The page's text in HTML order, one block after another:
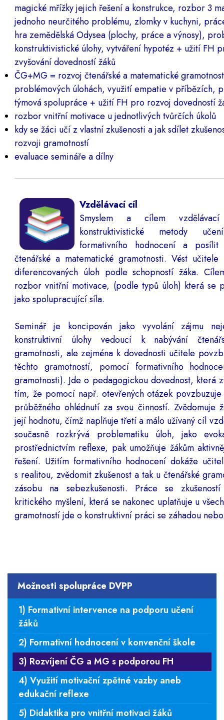
magické mřížky jejich řešení a konstrukce, rozbor 3
jednoho neurčitého problému, zlomky v kuchyni,
hra zemědělská Odysea (plochy, práce a výnosy),
konstruktivistické úlohy, vytváření hypotéz + užití FH
zvyšování dovedností žáků
ČG+MG = rozvoj čtenářské a matematické
problémových úlohách, využití empatie v příbězích,
týmová spolupráce + užití FH pro rozvoj dovedností
rozbor vnitřní motivace u jednotlivých tvůrčích úkolů
kdy se žáci učí z vlastní zkušenosti a jak sdílet
rozvoji gramotností
evaluace semináře a dílny
Vzdělávací cíl
Smyslem a cílem
konstruktivistické metody
formativního hodnocení a
čtenářské a matematické gramotnosti. Vést
diferencovaných úloh podle schopností žáka.
rozbor vnitřní motivace, (podle typů úloh) která se
jako spolupracující síla.
Seminář je koncipován jako vyvolání zájmu
konstruktivní úlohy vedoucí k nabývání
gramotnosti, ale zejména k dovednosti učitele
těchto gramotností, pomocí formativního
gramotnosti). Jde o pedagogickou dovednost, která
tím, že pomocí např. otevřených otázek
průběžného ohlédnutí za svou činností. Zvědomuje
její hodnotu, čímž naplňuje třetí a málo užívaný cíl
současně rozkrývá problematiku úloh, jako
prostřednictvím reflexe, pak umožňuje žákům
řešení. Užitím formativního hodnocení dokáže
s realitou, zvědomit zkušenost a tak u čtenářské
zásobu na sebezkušenosti. Práce se
kritického myšlení, která se nakonec uplatňuje u
gramotností jde o konstruktivní práci se záhadou
Možnosti spolupráce DVPP
1) Formativní intervence na podporu učení
žáků
2) Formativní hodnocení v konvenční škole
3) Rozvíjení ČG a MG s podporou FH
4) Využití motivační zpětné vazby aneb
edukační reflexe
5) Didaktika pro vnitřní motivaci žáků